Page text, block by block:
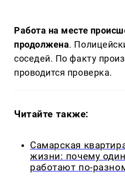
Работа на месте
продолжена.
соседей. По факту
проводится проверка.
Читайте также:
Самарская
жизни: почему
работают по-